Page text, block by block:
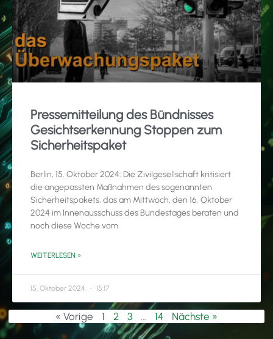
Pressemitteilung des Bündnisses
Gesichtserkennung Stoppen zum
Sicherheitspaket
Berlin, 15. Oktober 2024: Die Zivilgesellschaft kritisiert
die angepassten Maßnahmen des sogenannten
Sicherheitspakets, das am Mittwoch, den 16. Oktober
2024 im Innenausschuss des Bundestages beraten und
noch diese Woche vom
WEITERLESEN »
15. Oktober 2024 15:17
« Vorige 1 2 3 14 Nächste »